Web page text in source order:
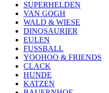
SUPERHELDEN
VAN GOGH
WALD & WIESE
DINOSAURIER
EULEN
FUSSBALL
YOOHOO & FRIENDS
CLACK
HUNDE
KATZEN